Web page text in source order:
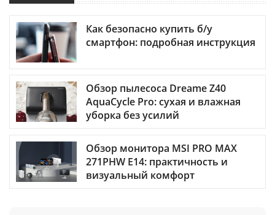
Как безопасно купить б/у
смартфон: подробная инструкция
Обзор пылесоса Dreame Z40
AquaCycle Pro: сухая и влажная
уборка без усилий
Обзор монитора MSI PRO MAX
271PHW E14: практичность и
визуальный комфорт